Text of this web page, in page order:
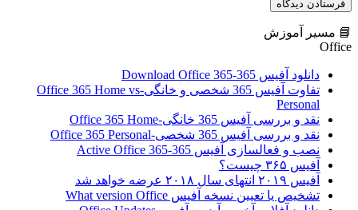
📘 مسیر آموزش
Office
دانلود آفیس 365-Download Office 365
تفاوت آفیس 365 شخصی و خانگی-Office 365 Home vs
Personal
نقد و بررسی آفیس 365 خانگی-Office 365 Home
نقد و بررسی آفیس 365 شخصی-Office 365 Personal
نصب و فعالسازی آفیس 365-Active Office 365
آفیس ۳۶۵ چیست؟
آفیس ۲۰۱۹ انتهای سال ۲۰۱۸ عرضه خواهد شد
تشخیص یا تعیین نسخه آفیس What version Office